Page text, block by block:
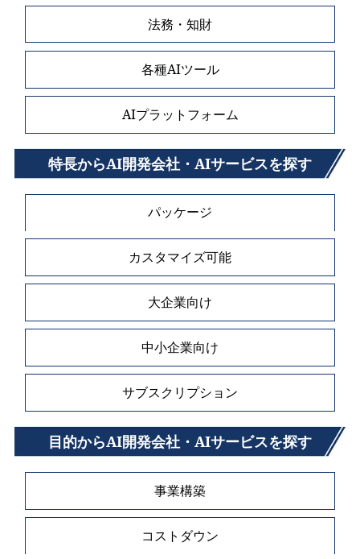
法務・知財
各種AIツール
AIプラットフォーム
特長からAI開発会社・AIサービスを探す
パッケージ
カスタマイズ可能
大企業向け
中小企業向け
サブスクリプション
目的からAI開発会社・AIサービスを探す
事業構築
コストダウン